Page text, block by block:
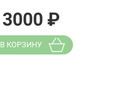
3000 ₽
В КОРЗИНУ